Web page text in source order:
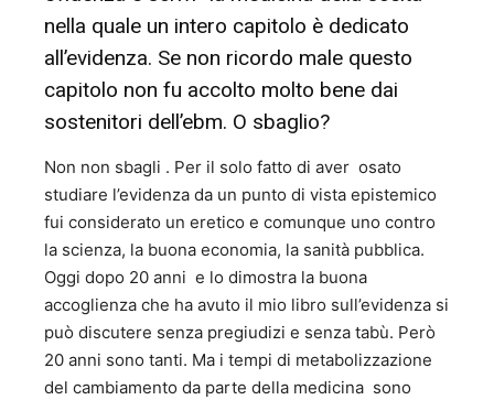
nella quale un intero capitolo è dedicato
all’evidenza. Se non ricordo male questo
capitolo non fu accolto molto bene dai
sostenitori dell’ebm. O sbaglio?
Non non sbagli . Per il solo fatto di aver osato
studiare l’evidenza da un punto di vista epistemico
fui considerato un eretico e comunque uno contro
la scienza, la buona economia, la sanità pubblica.
Oggi dopo 20 anni e lo dimostra la buona
accoglienza che ha avuto il mio libro sull’evidenza si
può discutere senza pregiudizi e senza tabù. Però
20 anni sono tanti. Ma i tempi di metabolizzazione
del cambiamento da parte della medicina sono